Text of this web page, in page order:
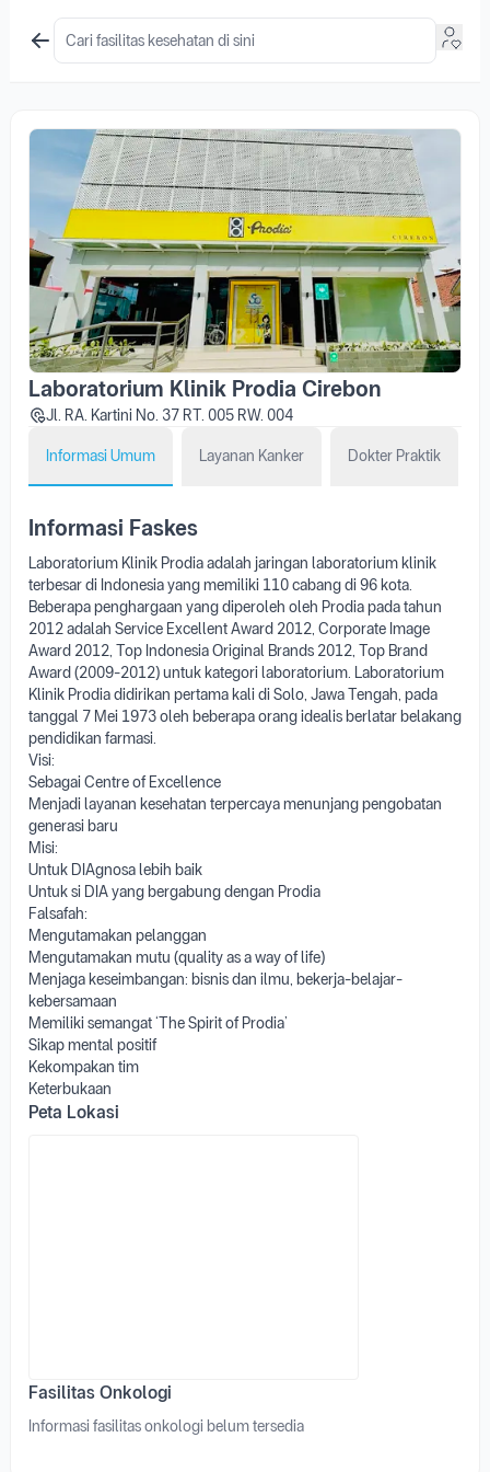
Laboratorium Klinik Prodia Cirebon
Jl. RA. Kartini No. 37 RT. 005 RW. 004
Informasi Umum Layanan Kanker Dokter Praktik
Informasi Faskes
Laboratorium Klinik Prodia adalah jaringan laboratorium klinik
terbesar di Indonesia yang memiliki 110 cabang di 96 kota.
Beberapa penghargaan yang diperoleh oleh Prodia pada tahun
2012 adalah Service Excellent Award 2012, Corporate Image
Award 2012, Top Indonesia Original Brands 2012, Top Brand
Award (2009-2012) untuk kategori laboratorium. Laboratorium
Klinik Prodia didirikan pertama kali di Solo, Jawa Tengah, pada
tanggal 7 Mei 1973 oleh beberapa orang idealis berlatar belakang
pendidikan farmasi.
Visi:
Sebagai Centre of Excellence
Menjadi layanan kesehatan terpercaya menunjang pengobatan
generasi baru
Misi:
Untuk DIAgnosa lebih baik
Untuk si DIA yang bergabung dengan Prodia
Falsafah:
Mengutamakan pelanggan
Mengutamakan mutu (quality as a way of life)
Menjaga keseimbangan: bisnis dan ilmu, bekerja-belajar-
kebersamaan
Memiliki semangat ‘The Spirit of Prodia’
Sikap mental positif
Kekompakan tim
Keterbukaan
Peta Lokasi
Fasilitas Onkologi
Informasi fasilitas onkologi belum tersedia